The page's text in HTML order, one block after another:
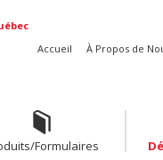
Accueil
À Propos de
Formulaires